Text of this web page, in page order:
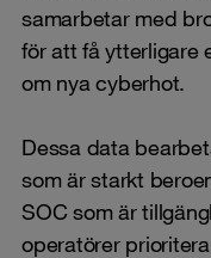
samarbetar med
för att få ytterligare
om nya cyberhot.
Dessa data
som är starkt
SOC som är
operatörer